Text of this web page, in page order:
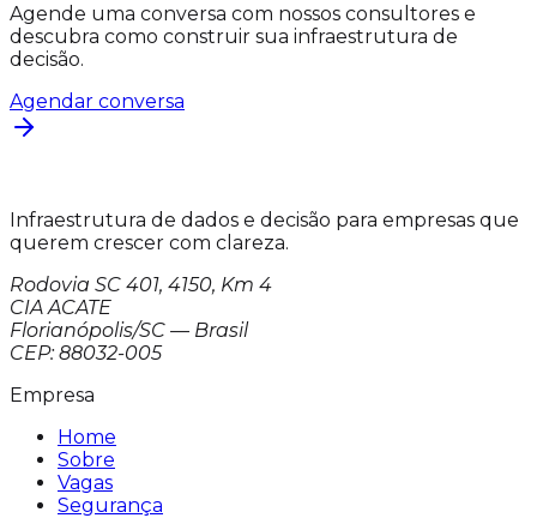
Agende uma conversa com nossos consultores e
descubra como construir sua infraestrutura de
decisão.
Agendar conversa
Infraestrutura de dados e decisão para empresas que
querem crescer com clareza.
Rodovia SC 401, 4150, Km 4
CIA ACATE
Florianópolis/SC — Brasil
CEP: 88032-005
Empresa
Home
Sobre
Vagas
Segurança